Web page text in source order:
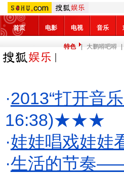
首页 电影 电视 音乐
特色 大鹏嘚吧嘚
·2013“打开音
16:38)★★★
·娃娃唱戏娃
·生活的节奏